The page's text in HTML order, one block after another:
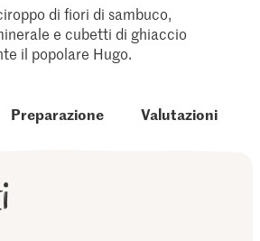
di fiori di sambuco,
e cubetti di ghiaccio
il popolare Hugo.
Preparazione Valutazioni